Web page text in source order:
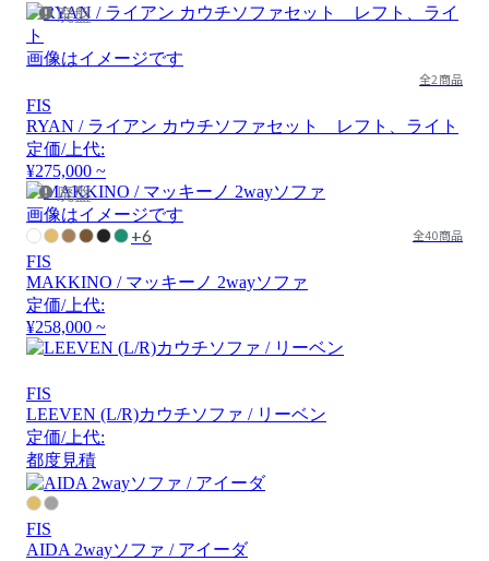
廃盤
画像はイメージです
全2商品
FIS
RYAN / ライアン カウチソファセット レフト、ライト
定価/上代:
¥275,000 ~
廃盤
画像はイメージです
+6 全40商品
FIS
MAKKINO / マッキーノ 2wayソファ
定価/上代:
¥258,000 ~
FIS
LEEVEN (L/R)カウチソファ / リーベン
定価/上代:
都度見積
FIS
AIDA 2wayソファ / アイーダ